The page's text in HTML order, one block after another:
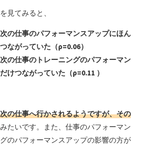
見てみると、
の仕事のパフォーマンスアップにほん
ながっていた（ρ=0.06）
の仕事のトレーニングのパフォーマン
けつながっていた（ρ=0.11 ）
の仕事へ行かされるようですが、その
みたいです。また、仕事のパフォーマン
のパフォーマンスアップの影響の方が